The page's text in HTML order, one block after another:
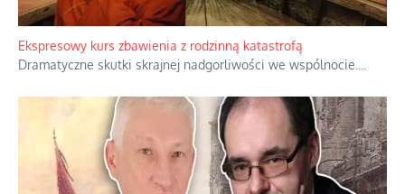
Watykan woli skupiać się na łagodnym wizerunku Maryi,
ukrywając przed światem pełną i bardziej surową treść jej
orędzia....